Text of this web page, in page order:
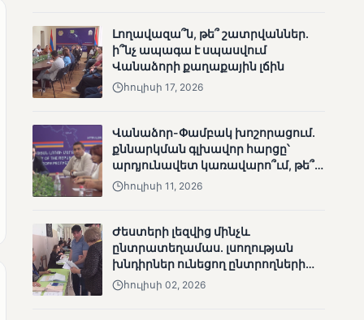
ՄՈՒՆԵՏԻԿ
Շարունակվում են
անչափահասների
որոնողական
աշխատանքները
ՄՈՒՆԵՏԻԿ
Մատչելի
Լողավազա՞ն, թե՞ շատրվաններ.
ի՞նչ ապագա է սպասվում
Վանաձորի քաղաքային լճին
հուլիսի 17, 2026
Վանաձոր-Փամբակ խոշորացում.
քննարկման գլխավոր հարցը՝
արդյունավետ կառավարո՞ւմ, թե՞
քաղաքական նպատակ
հուլիսի 11, 2026
Ժեստերի լեզվից մինչև
ընտրատեղամաս. լսողության
խնդիրներ ունեցող ընտրողների
ճանապարհը
հուլիսի 02, 2026